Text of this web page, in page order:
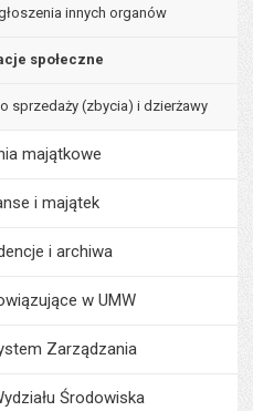
innych organów
społeczne
sprzedaży (zbycia) i dzierżawy
majątkowe
i majątek
i archiwa
w UMW
Zarządzania
Środowiska